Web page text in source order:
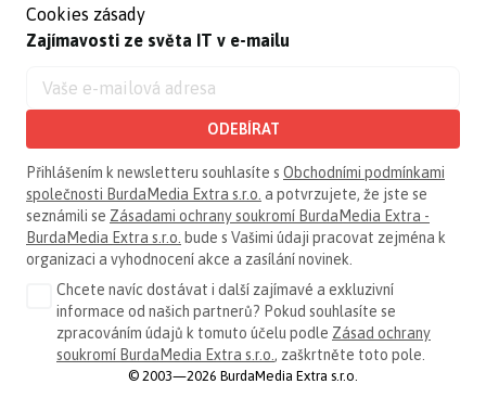
Cookies zásady
Zajímavosti ze světa IT v e-mailu
ODEBÍRAT
Přihlášením k newsletteru souhlasíte s Obchodními podmínkami
společnosti BurdaMedia Extra s.r.o. a potvrzujete, že jste se
seznámili se Zásadami ochrany soukromí BurdaMedia Extra -
BurdaMedia Extra s.r.o. bude s Vašimi údaji pracovat zejména k
organizaci a vyhodnocení akce a zasílání novinek.
Chcete navíc dostávat i další zajímavé a exkluzivní
informace od našich partnerů? Pokud souhlasíte se
zpracováním údajů k tomuto účelu podle Zásad ochrany
soukromí BurdaMedia Extra s.r.o., zaškrtněte toto pole.
© 2003—2026 BurdaMedia Extra s.r.o.